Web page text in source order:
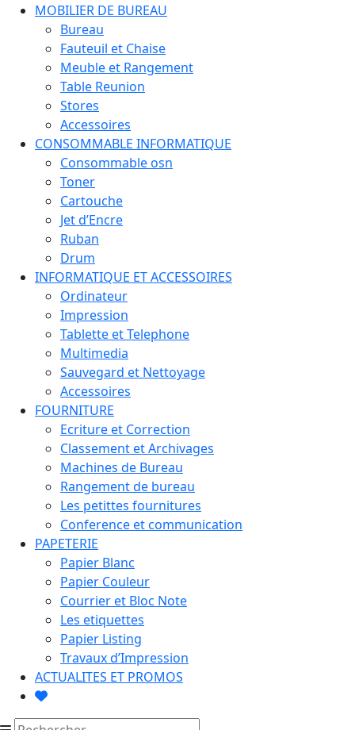
MOBILIER DE BUREAU
Bureau
Fauteuil et Chaise
Meuble et Rangement
Table Reunion
Stores
Accessoires
CONSOMMABLE INFORMATIQUE
Consommable osn
Toner
Cartouche
Jet d’Encre
Ruban
Drum
INFORMATIQUE ET ACCESSOIRES
Ordinateur
Impression
Tablette et Telephone
Multimedia
Sauvegard et Nettoyage
Accessoires
FOURNITURE
Ecriture et Correction
Classement et Archivages
Machines de Bureau
Rangement de bureau
Les petittes fournitures
Conference et communication
PAPETERIE
Papier Blanc
Papier Couleur
Courrier et Bloc Note
Les etiquettes
Papier Listing
Travaux d’Impression
ACTUALITES ET PROMOS